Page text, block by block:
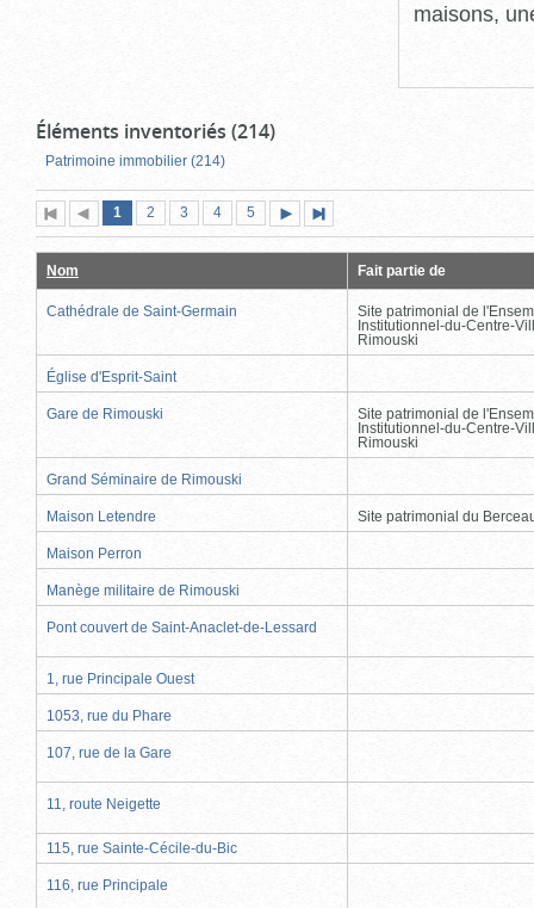
maisons,
Éléments inventoriés (214)
Patrimoine immobilier (214)
Première
page
Page
précédente
Page
1 (page
actuelle)
Page
2 Page
3 Page
4 Page
5
suivante
page
Nom Fait partie de
Cathédrale de Saint-Germain
Site patrimonial de
Institutionnel-du-Centre-
Rimouski
Église d'Esprit-Saint
Gare de Rimouski
Site patrimonial de
Institutionnel-du-Centre-
Rimouski
Grand Séminaire de Rimouski
Maison Letendre Site patrimonial du
Maison Perron
Manège militaire de Rimouski
Pont couvert de Saint-Anaclet-de-Lessard
1, rue Principale Ouest
1053, rue du Phare
107, rue de la Gare
11, route Neigette
115, rue Sainte-Cécile-du-Bic
116, rue Principale